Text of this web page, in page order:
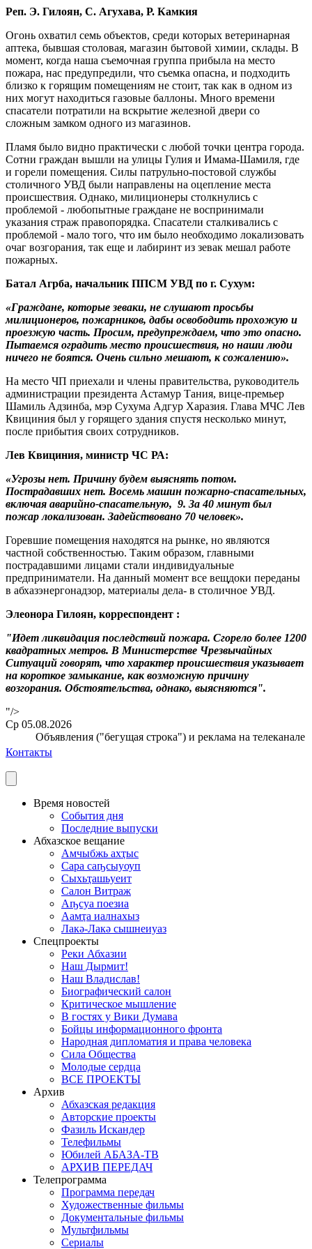
Реп. Э. Гилоян, С. Агухава, Р. Камкия
Огонь охватил семь объектов, среди которых ветеринарная
аптека, бывшая столовая, магазин бытовой химии, склады. В
момент, когда наша съемочная группа прибыла на место
пожара, нас предупредили, что съемка опасна, и подходить
близко к горящим помещениям не стоит, так как в одном из
них могут находиться газовые баллоны. Много времени
спасатели потратили на вскрытие железной двери со
сложным замком одного из магазинов.
Пламя было видно практически с любой точки центра города.
Сотни граждан вышли на улицы Гулия и Имама-Шамиля, где
и горели помещения. Силы патрульно-постовой службы
столичного УВД были направлены на оцепление места
происшествия. Однако, милиционеры столкнулись с
проблемой - любопытные граждане не воспринимали
указания страж правопорядка. Спасатели сталкивались с
проблемой - мало того, что им было необходимо локализовать
очаг возгорания, так еще и лабиринт из зевак мешал работе
пожарных.
Батал Агрба, начальник ППСМ УВД по г. Сухум:
«Граждане, которые зеваки, не слушают просьбы
милиционеров, пожарников, дабы освободить прохожую и
проезжую часть. Просим, предупреждаем, что это опасно.
Пытаемся оградить место происшествия, но наши люди
ничего не боятся. Очень сильно мешают, к сожалению».
На место ЧП приехали и члены правительства, руководитель
администрации президента Астамур Тания, вице-премьер
Шамиль Адзинба, мэр Сухума Адгур Харазия. Глава МЧС Лев
Квициния был у горящего здания спустя несколько минут,
после прибытия своих сотрудников.
Лев Квициния, министр ЧС РА:
«Угрозы нет. Причину будем выяснять потом.
Пострадавших нет. Восемь машин пожарно-спасательных,
включая аварийно-спасательную, 9. За 40 минут был
пожар локализован. Задействовано 70 человек».
Горевшие помещения находятся на рынке, но являются
частной собственностью. Таким образом, главными
пострадавшими лицами стали индивидуальные
предприниматели. На данный момент все вещдоки переданы
в абхазэнергонадзор, материалы дела- в столичное УВД.
Элеонора Гилоян, корреспондент :
"Идет ликвидация последствий пожара. Сгорело более 1200
квадратных метров. В Министерстве Чрезвычайных
Ситуаций говорят, что характер происшествия указывает
на короткое замыкание, как возможную причину
возгорания. Обстоятельства, однако, выясняются".
"/>
Ср 05.08.2026
Объявления ("бегущая строка") и реклама на телеканале
Контакты
Время новостей
События дня
Последние выпуски
Абхазское вещание
Амчыбжь ахҭыс
Сара саҧсыуоуп
Сыхьҭашьуеит
Салон Витраж
Аҧсуа поезиа
Аамҭа иалнахыз
Лакә-Лакә сышнеиуаз
Спецпроекты
Реки Абхазии
Наш Дырмит!
Наш Владислав!
Биографический салон
Критическое мышление
В гостях у Вики Думава
Бойцы информационного фронта
Народная дипломатия и права человека
Сила Общества
Молодые сердца
ВСЕ ПРОЕКТЫ
Архив
Абхазская редакция
Авторские проекты
Фазиль Искандер
Телефильмы
Юбилей АБАЗА-ТВ
АРХИВ ПЕРЕДАЧ
Телепрограмма
Программа передач
Художественные фильмы
Документальные фильмы
Мультфильмы
Сериалы